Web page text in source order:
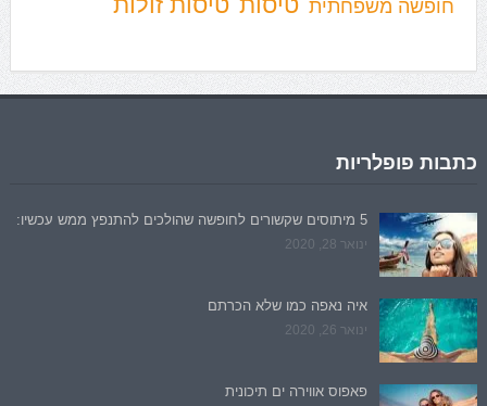
חופשה משפחתית
כתבות פופלריות
5 מיתוסים שקשורים לחופשה שהולכים להתנפץ ממש עכשיו:
ינואר 28, 2020
איה נאפה כמו שלא הכרתם
ינואר 26, 2020
פאפוס אווירה ים תיכונית